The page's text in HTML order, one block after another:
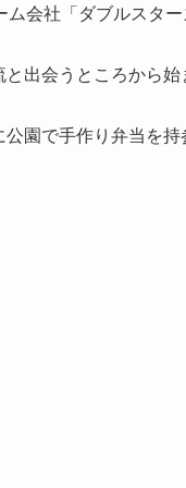
会社「ダブルスター
出会うところから始
園で手作り弁当を